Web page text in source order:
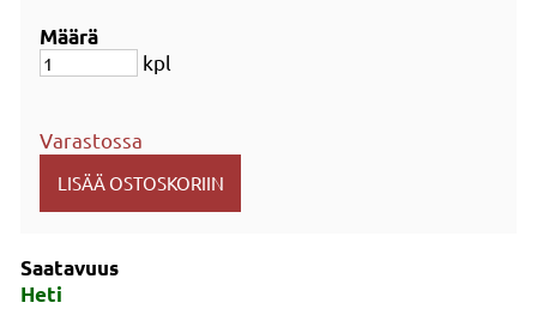
Määrä
kpl
Varastossa
Saatavuus
Heti